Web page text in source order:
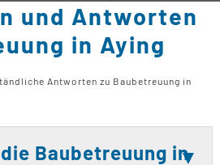
und Antworten
in Aying
Antworten zu Baubetreuung in
Baubetreuung in